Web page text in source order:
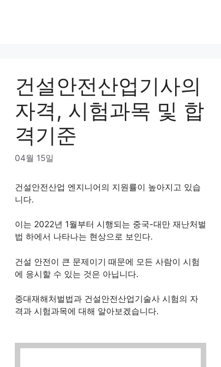
건설안전산업기사의
자격, 시험과목 및 합
격기준
04월 15일
건설안전산업 엔지니어의 지원률이 높아지고 있습
니다.
이는 2022년 1월부터 시행되는 중국-대만 재난처벌
법 하에서 나타나는 현상으로 보인다.
건설 안전이 큰 문제이기 때문에 모든 사람이 시험
에 응시할 수 있는 것은 아닙니다.
중대재해처벌법과 건설안전산업기술사 시험의 자
격과 시험과목에 대해 알아보겠습니다.